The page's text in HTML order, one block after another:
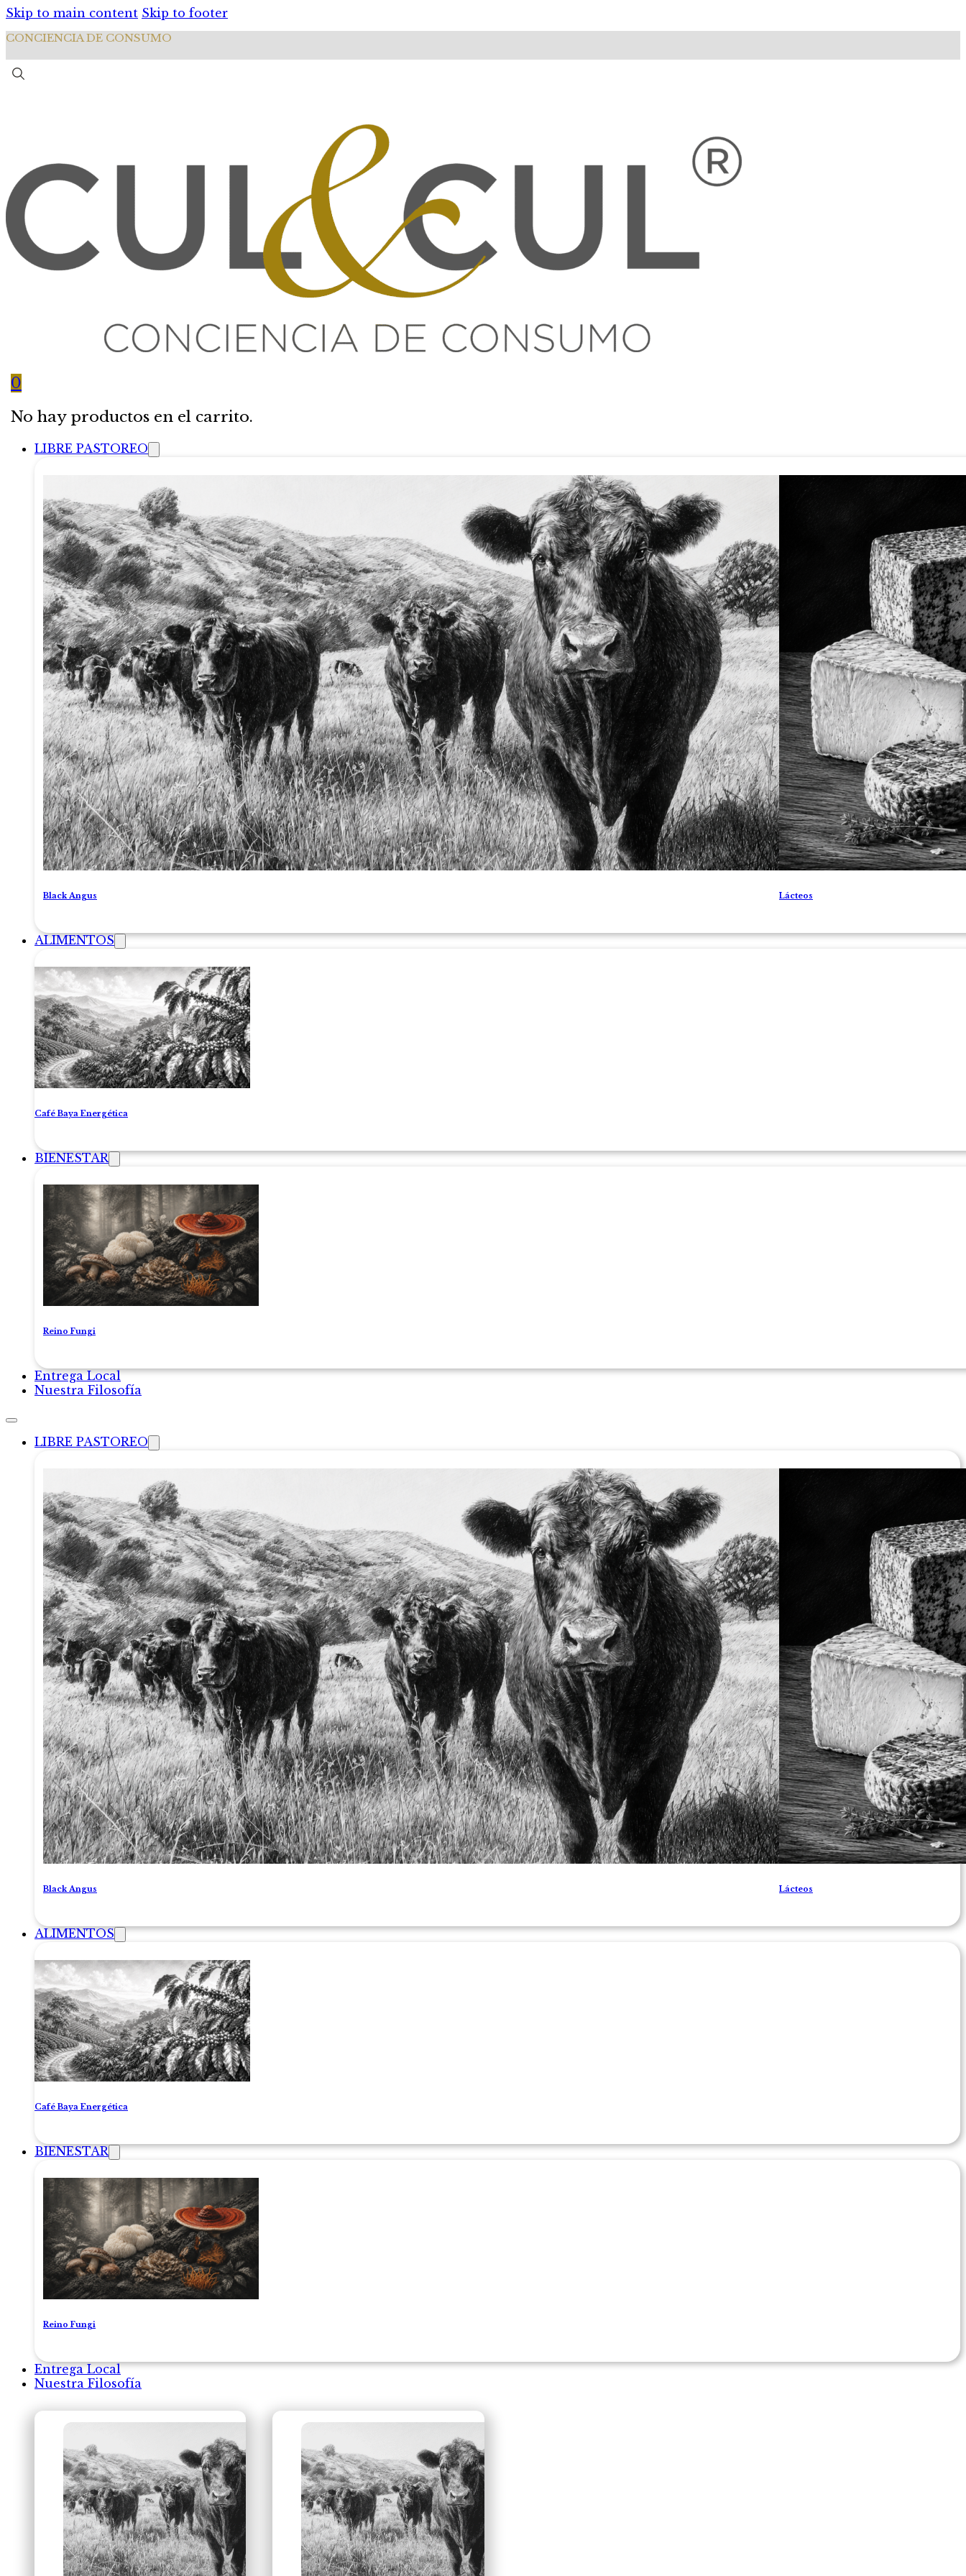
Skip to main content Skip to footer
CONCIENCIA DE CONSUMO
0
No hay productos en el carrito.
LIBRE PASTOREO
Black Angus Lácteos
ALIMENTOS
Café Baya Energética
BIENESTAR
Reino Fungi
Entrega Local
Nuestra Filosofía
LIBRE PASTOREO
Black Angus Lácteos
ALIMENTOS
Café Baya Energética
BIENESTAR
Reino Fungi
Entrega Local
Nuestra Filosofía